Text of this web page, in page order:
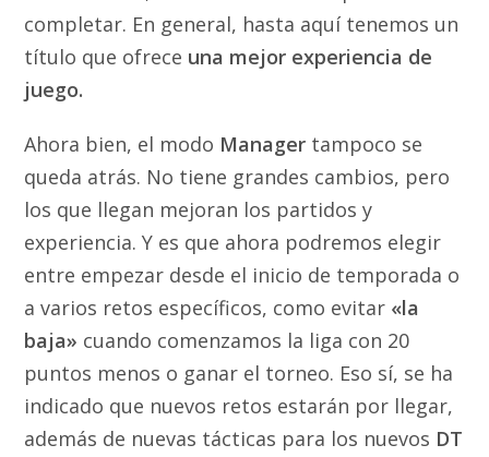
completar. En general, hasta aquí tenemos un
título que ofrece una mejor experiencia de
juego.
Ahora bien, el modo Manager tampoco se
queda atrás. No tiene grandes cambios, pero
los que llegan mejoran los partidos y
experiencia. Y es que ahora podremos elegir
entre empezar desde el inicio de temporada o
a varios retos específicos, como evitar «la
baja» cuando comenzamos la liga con 20
puntos menos o ganar el torneo. Eso sí, se ha
indicado que nuevos retos estarán por llegar,
además de nuevas tácticas para los nuevos DT